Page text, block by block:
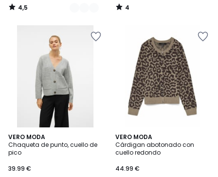
4,5
/
4
/
VERO MODA
Chaqueta de punto, cuello de
pico
39.99 €
4
/
5
VERO MODA
Cárdigan abotonado con
cuello redondo
44.99 €
5
/
5